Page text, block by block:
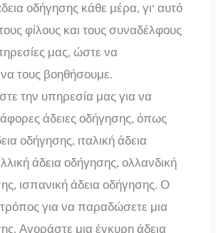
οδήγησης κάθε μέρα, γι’ αυτό
φίλους και τους συναδέλφους
μας, ώστε να
τους βοηθήσουμε.
την υπηρεσία μας για να
άδειες οδήγησης, όπως
οδήγησης, ιταλική άδεια
άδεια οδήγησης, ολλανδική
ισπανική άδεια οδήγησης. Ο
για να παραδώσετε μια
Αγοράστε μια έγκυρη άδεια